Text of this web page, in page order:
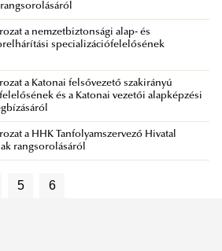
a nemzetbiztonsági alap- és
specializációfelelősének
a Katonai felsővezető szakirányú
és a Katonai vezetői alapképzési
a HHK Tanfolyamszervező Hivatal
rangsorolásáról
5 6